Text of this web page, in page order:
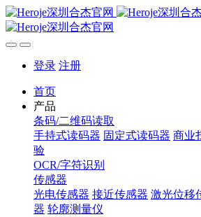
登录 注册
首页
产品
条码/二维码读取
手持式读码器 固定式读码器 商业
验
OCR/字符识别
传感器
光电传感器 接近传感器 激光位移
器 轮廓测量仪